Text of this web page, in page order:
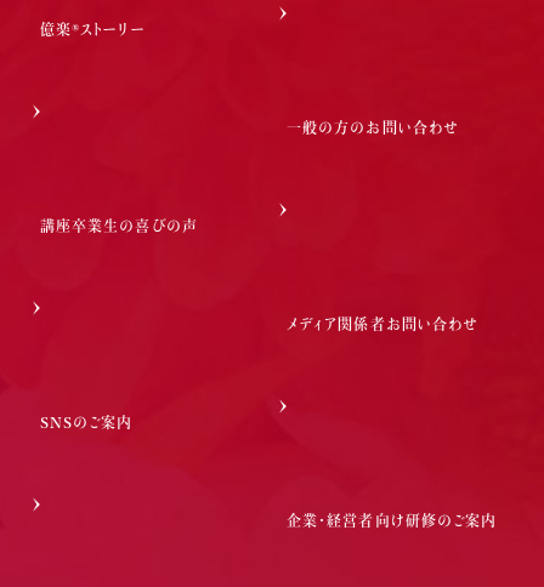
億楽®ストーリー
講座卒業生の喜びの声
SNSのご案内
一般の方のお問い合わせ
メディア関係者お問い合わせ
企業・経営者向け研修のご案内